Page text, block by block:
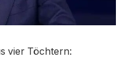
vier Töchtern: